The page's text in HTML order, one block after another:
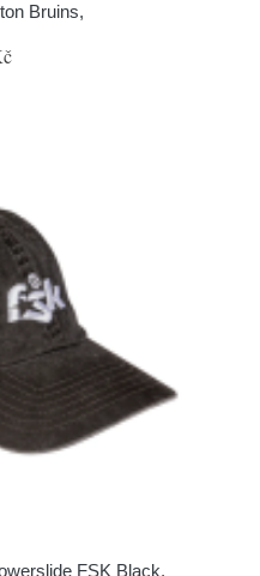
Bruins,
FSK Black,